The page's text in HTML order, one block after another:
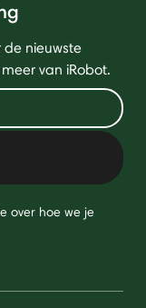
nieuwste
van iRobot.
over hoe we je